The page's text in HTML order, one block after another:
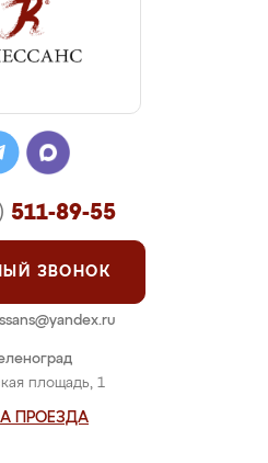
площадь, 1
ПРОЕЗДА
511-89-55
ЗВОНОК